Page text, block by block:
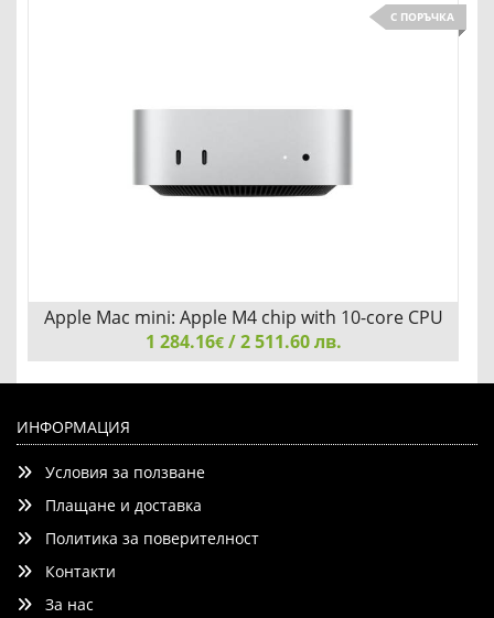
С ПОРЪЧКА
core GPU, 16GB, 512GB SSD
Apple Mac mini: Apple M4 chip with 10-core CPU
and 10-core GPU
1 284.16€/ 2 511.60 лв.
ИНФОРМАЦИЯ
Условия за ползване
Плащане и доставка
Политика за поверителност
Контакти
За нас